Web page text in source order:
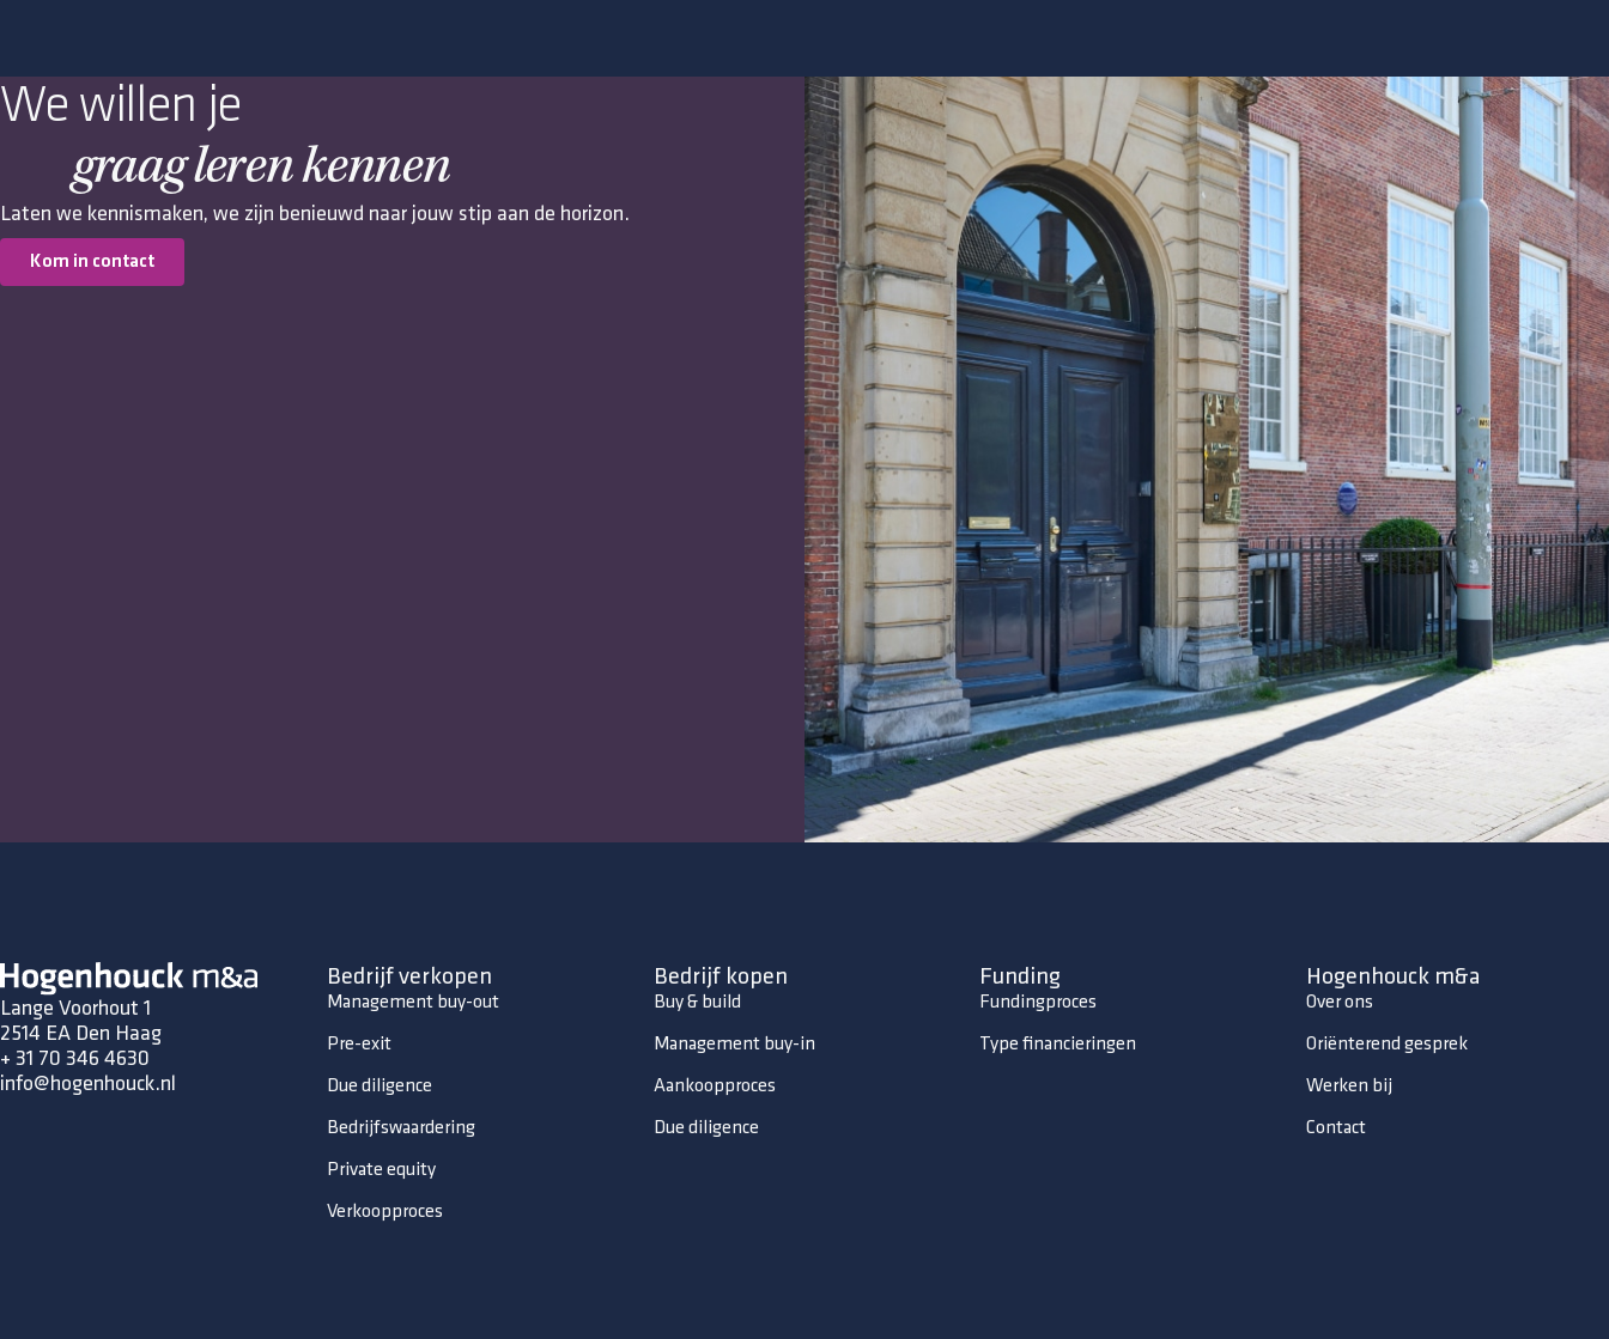
We willen je
graag leren kennen
Laten we kennismaken, we zijn benieuwd naar jouw stip aan de horizon.
Kom in contact
Lange Voorhout 1
2514 EA Den Haag
+ 31 70 346 4630
info@hogenhouck.nl
Bedrijf verkopen
Management buy-out
Pre-exit
Due diligence
Bedrijfswaardering
Private equity
Verkoopproces
Bedrijf kopen
Buy & build
Management buy-in
Aankoopproces
Due diligence
Funding
Fundingproces
Type financieringen
Hogenhouck m&a
Over ons
Oriënterend gesprek
Werken bij
Contact